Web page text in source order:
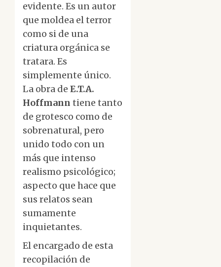
evidente. Es un autor
que moldea el terror
como si de una
criatura orgánica se
tratara. Es
simplemente único.
La obra de E.T.A.
Hoffmann tiene tanto
de grotesco como de
sobrenatural, pero
unido todo con un
más que intenso
realismo psicológico;
aspecto que hace que
sus relatos sean
sumamente
inquietantes.
El encargado de esta
recopilación de